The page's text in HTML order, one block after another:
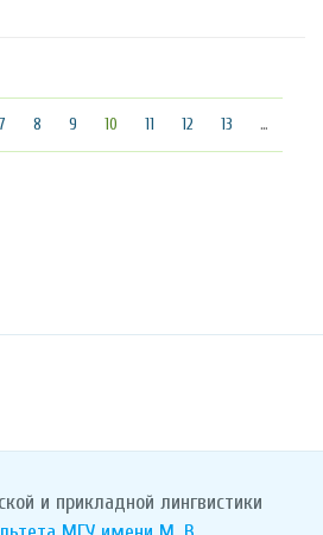
7 8 9 10 (текущая)
11 12 13 …
и прикладной лингвистики